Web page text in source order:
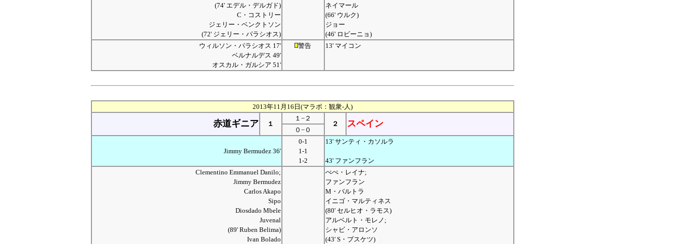
(74' エデル・デルガド)
C・コストリー
ジェリー・ベンクトソン
(72' ジェリー・パラシオス)
ネイマール
(66' ウルク)
ジョー
(46' ロビーニョ)
ウィルソン・パラシオス 17'
ベルナルデス 49'
オスカル・ガルシア 51'
警告 13' マイコン
2013年11月16日(マラボ：観衆-人)
赤道ギニア １
１−２
２ スペイン
０−０
Jimmy Bermudez 36'
0-1
1-1
1-2
13' サンティ・カソルラ
43' ファンフラン
Clementino Emmanuel Danilo;
Jimmy Bermudez
Carlos Akapo
Sipo
Diosdado Mbele
Juvenal
(89' Ruben Belima)
Ivan Bolado
ぺぺ・レイナ;
ファンフラン
M・バルトラ
イニゴ・マルティネス
(80' セルヒオ・ラモス)
アルベルト・モレノ;
シャビ・アロンソ
(43' S・ブスケツ)